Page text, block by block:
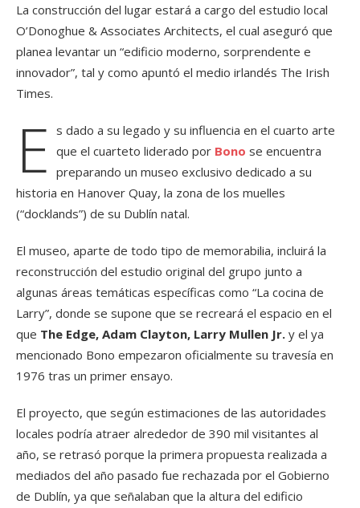
La construcción del lugar estará a cargo del estudio local
O’Donoghue & Associates Architects, el cual aseguró que
planea levantar un “edificio moderno, sorprendente e
innovador”, tal y como apuntó el medio irlandés The Irish
Times.
E s dado a su legado y su influencia en el cuarto arte
que el cuarteto liderado por Bono se encuentra
preparando un museo exclusivo dedicado a su
historia en Hanover Quay, la zona de los muelles
(“docklands”) de su Dublín natal.
El museo, aparte de todo tipo de memorabilia, incluirá la
reconstrucción del estudio original del grupo junto a
algunas áreas temáticas específicas como “La cocina de
Larry”, donde se supone que se recreará el espacio en el
que The Edge, Adam Clayton, Larry Mullen Jr. y el ya
mencionado Bono empezaron oficialmente su travesía en
1976 tras un primer ensayo.
El proyecto, que según estimaciones de las autoridades
locales podría atraer alrededor de 390 mil visitantes al
año, se retrasó porque la primera propuesta realizada a
mediados del año pasado fue rechazada por el Gobierno
de Dublín, ya que señalaban que la altura del edificio